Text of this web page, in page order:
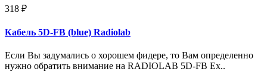
318 ₽
Кабель 5D-FB (blue) Radiolab
Если Вы задумались о хорошем фидере, то Вам определенно
нужно обратить внимание на RADIOLAB 5D-FB Ex..